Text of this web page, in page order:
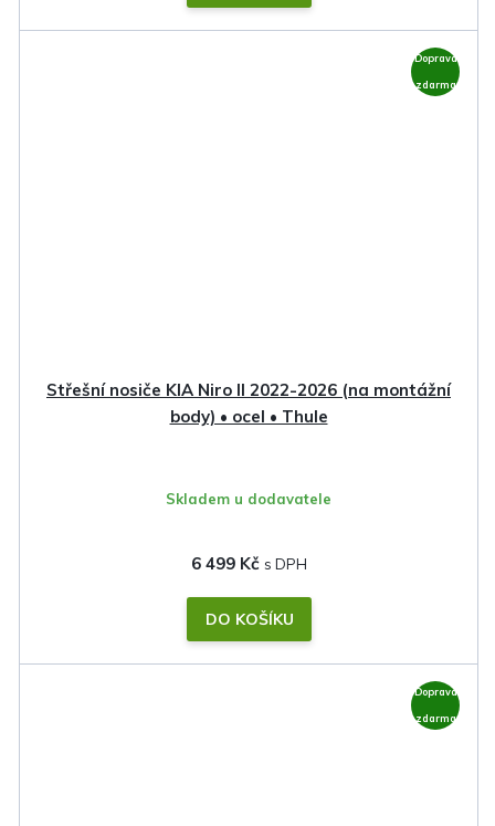
Doprava
zdarma
Střešní nosiče KIA Niro II 2022-2026 (na montážní
body) • ocel • Thule
Skladem u dodavatele
6 499 Kč
DO KOŠÍKU
Doprava
zdarma